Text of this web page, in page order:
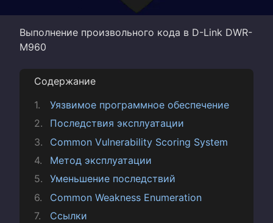
Выполнение произвольного кода в D-Link DWR-
M960
Содержание
Уязвимое программное обеспечение
Последствия эксплуатации
Common Vulnerability Scoring System
Метод эксплуатации
Уменьшение последствий
Common Weakness Enumeration
Ссылки